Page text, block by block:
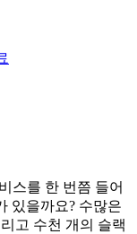
스를 한 번쯤 들어
있을까요? 수많은
고 수천 개의 슬랙